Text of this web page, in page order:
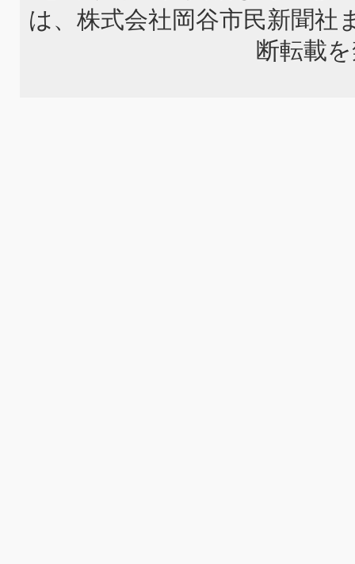
は、株式会社岡谷市民新聞社
断転載